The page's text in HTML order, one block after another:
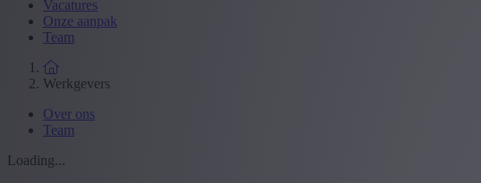
Vacatures
Onze aanpak
Team
Werkgevers
Over ons
Team
Loading...